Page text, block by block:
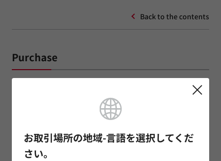
お取引場所の地域-言語を選択してくだ
さい。
Back to the contents
Purchase
Where to Buy | Distributor Inventory